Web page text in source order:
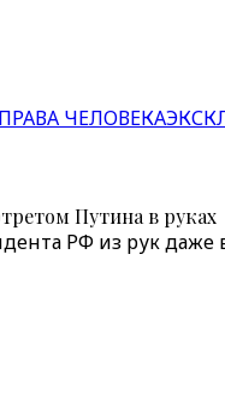
ПРАВА ЧЕЛОВЕКА
Путина в руках
РФ из рук